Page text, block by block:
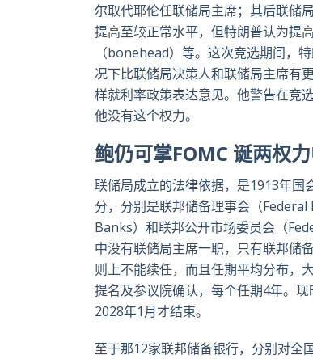
尔取代耶伦任联储局主席；其后联储
提高至较正常水平，但特朗普认为提
（bonehead）等。这次竞选期间，
况下比联储局决策人和联储局主席有
样就利率政策表达意见。他警告在竞
他没有这个权力。
鲍仍可掌FOMC 诞两权
联储局成立的法律依据，是1913年国
分，分别是联邦储备理事会（
Banks）和联邦公开市场委员会（
中没有联储局主席一职，只有联邦储
则上不能续任，而且任期平均分布，
提名及参议院确认，每个任期4年。
2028年1月才结束。
至于那12家联邦储备银行，分别对全